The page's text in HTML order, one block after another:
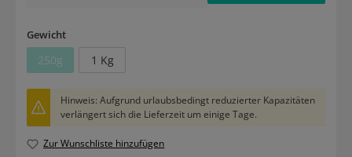
Gewichtauswählen
250g(Diese Option ist zurzeit nicht verfügbar.)
1 Kg
Hinweis: Aufgrund urlaubsbedingt reduzierter Kapazitäten
verlängert sich die Lieferzeit um einige Tage.
Zur Wunschliste hinzufügen